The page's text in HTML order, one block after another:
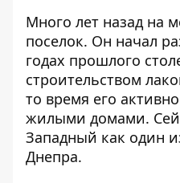
Много лет назад на
поселок. Он начал
годах прошлого
строительством
то время его
жилыми домами.
Западный как один
Днепра.